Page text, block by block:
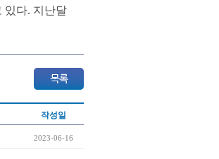
있다. 지난달
작성일
2023-06-16